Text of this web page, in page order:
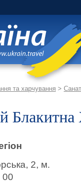
та харчування >
2, м.